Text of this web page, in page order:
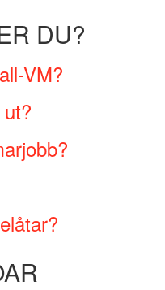
DU?
VM?